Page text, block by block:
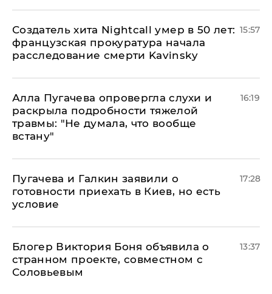
Создатель хита Nightcall умер в 50 лет:
французская прокуратура начала
расследование смерти Kavinsky
15:57
Алла Пугачева опровергла слухи и
раскрыла подробности тяжелой
травмы: "Не думала, что вообще
встану"
16:19
Пугачева и Галкин заявили о
готовности приехать в Киев, но есть
условие
17:28
Блогер Виктория Боня объявила о
странном проекте, совместном с
Соловьевым
13:37